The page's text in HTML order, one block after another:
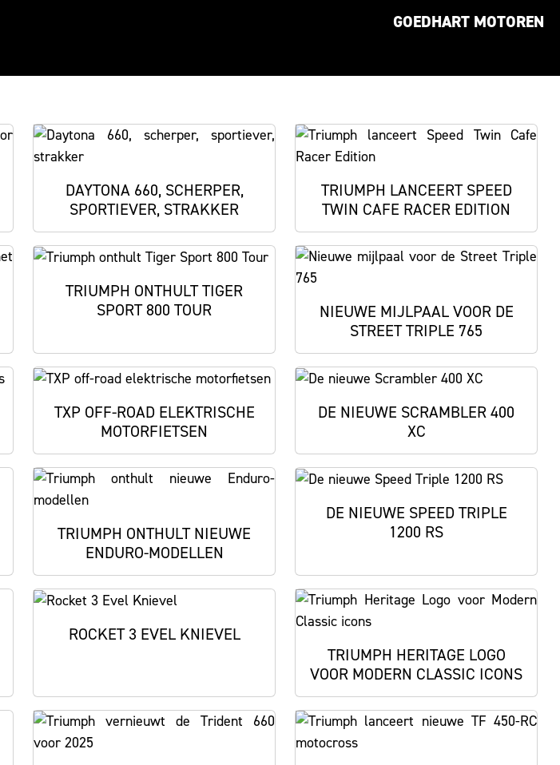
GOEDHART MOTOREN
DAYTONA 660, SCHERPER,
SPORTIEVER, STRAKKER
TRIUMPH LANCEERT SPEED
TWIN CAFE RACER EDITION
TRIUMPH ONTHULT TIGER
SPORT 800 TOUR
NIEUWE MIJLPAAL VOOR DE
STREET TRIPLE 765
TXP OFF-ROAD ELEKTRISCHE
MOTORFIETSEN
DE NIEUWE SCRAMBLER 400
XC
TRIUMPH ONTHULT NIEUWE
ENDURO-MODELLEN
DE NIEUWE SPEED TRIPLE
1200 RS
ROCKET 3 EVEL KNIEVEL
TRIUMPH HERITAGE LOGO
VOOR MODERN CLASSIC ICONS